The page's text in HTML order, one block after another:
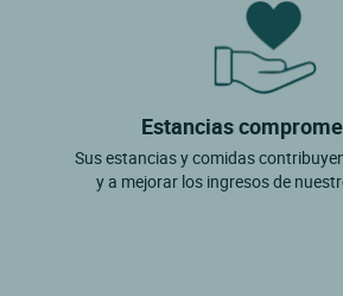
Estancias
Sus estancias y comidas
y a mejorar los ingresos de